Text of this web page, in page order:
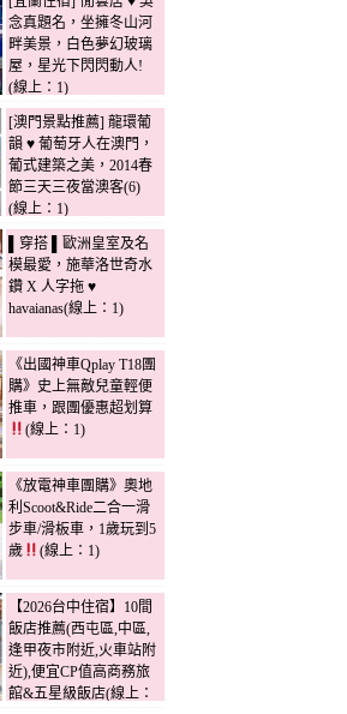
念真題名，坐擁冬山河
畔美景，白色夢幻玻璃
屋，星光下閃閃動人!
(線上：1)
[澳門景點推薦] 龍環葡
韻 ♥ 葡萄牙人在澳門，
葡式建築之美，2014春
節三天三夜當澳客(6)
(線上：1)
▌穿搭 ▌歐洲皇室及名
模最愛，施華洛世奇水
鑽 X 人字拖 ♥
havaianas(線上：1)
《出國神車Qplay T18團
購》史上無敵兒童輕便
推車，跟團優惠超划算
(線上：1)
《放電神車團購》奧地
利Scoot&Ride二合一滑
步車/滑板車，1歲玩到5
歲
(線上：1)
【2026台中住宿】10間
飯店推薦(西屯區,中區,
逢甲夜市附近,火車站附
近),便宜CP值高商務旅
館&五星級飯店(線上：